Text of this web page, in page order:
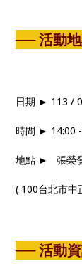
── 活動
日期 ► 113 /
時間 ► 14:00
地點 ► 張榮
( 100台北市中
── 活動